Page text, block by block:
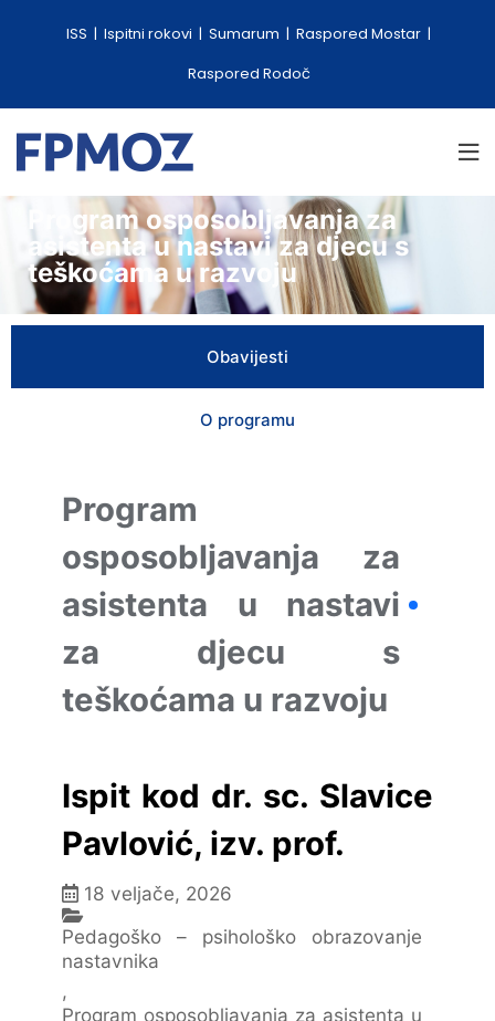
ISS Ispitni rokovi Sumarum
Raspored Mostar
Raspored Rodoč
Program osposobljavanja za
asistenta u nastavi za djecu s
teškoćama u razvoju
Obavijesti
O programu
Program
osposobljavanja za
asistenta u nastavi
za djecu s
teškoćama u razvoju
Ispit kod dr. sc. Slavice
Pavlović, izv. prof.
18 veljače, 2026
Pedagoško – psihološko obrazovanje
nastavnika
,
Program osposobljavanja za asistenta u